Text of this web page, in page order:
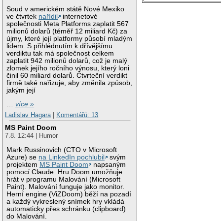
Soud v americkém státě Nové Mexiko
ve čtvrtek nařídil
internetové
společnosti Meta Platforms zaplatit 567
milionů dolarů (téměř 12 miliard Kč) za
újmy, které její platformy působí mladým
lidem. S přihlédnutím k dřívějšímu
verdiktu tak má společnost celkem
zaplatit 942 milionů dolarů, což je malý
zlomek jejího ročního výnosu, který loni
činil 60 miliard dolarů. Čtvrteční verdikt
firmě také nařizuje, aby změnila způsob,
jakým její
…více »
Ladislav Hagara
Komentářů: 13
MS Paint Doom
7.8. 12:44 | Humor
Mark Russinovich (CTO v Microsoft
Azure) se na LinkedIn pochlubil
svým
projektem MS Paint Doom
napsaným
pomocí Claude. Hru Doom umožňuje
hrát v programu Malování (Microsoft
Paint). Malování funguje jako monitor.
Herní engine (ViZDoom) běží na pozadí
a každý vykreslený snímek hry vkládá
automaticky přes schránku (clipboard)
do Malování.